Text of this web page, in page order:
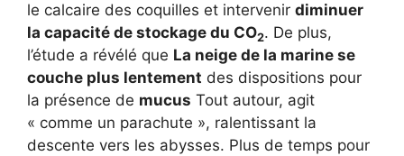
le calcaire des coquilles et intervenir diminuer
la capacité de stockage du CO2. De plus,
l’étude a révélé que La neige de la marine se
couche plus lentement des dispositions pour
la présence de mucus Tout autour, agit
« comme un parachute », ralentissant la
descente vers les abysses. Plus de temps pour